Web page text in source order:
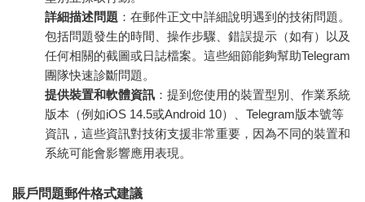
詳細描述問題 ：在郵件正文中詳細說明遇到的技術問題。
包括問題發生的時間、操作步驟、錯誤提示（如有）以及
任何相關的截圖或日誌檔案。這些細節能夠幫助Telegram
團隊快速診斷問題。
提供裝置和軟體資訊 ：提到您使用的裝置型別、作業系統
版本（例如iOS 14.5或Android 10）、Telegram版本號等
資訊，這些資訊對技術支援非常重要，因為不同的裝置和
系統可能會影響應用表現。
賬戶問題郵件格式建議